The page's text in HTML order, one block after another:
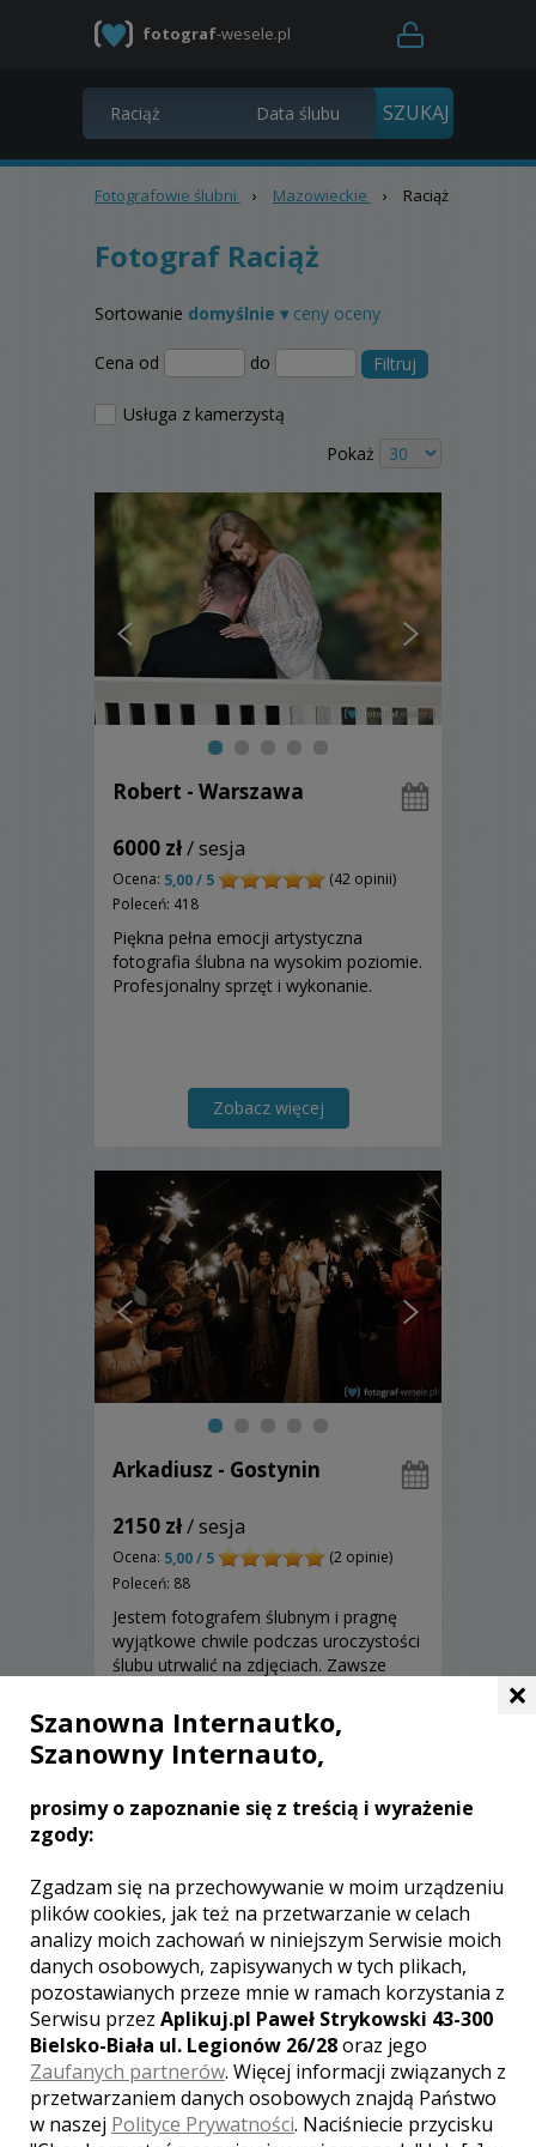
fotograf-wesele.pl
Fotografowie ślubni › Mazowieckie › Raciąż
Fotograf Raciąż
Sortowanie domyślnie ▾ ceny oceny
Cena od do Filtruj
Usługa z kamerzystą
Pokaż
Robert - Warszawa
6000 zł/ sesja
Ocena: 5,00 / 5
(42 opinii)
Poleceń: 418
Piękna pełna emocji artystyczna
fotografia ślubna na wysokim poziomie.
Profesjonalny sprzęt i wykonanie.
Zobacz więcej
Arkadiusz - Gostynin
2150 zł/ sesja
Ocena: 5,00 / 5
(2 opinie)
Poleceń: 88
Jestem fotografem ślubnym i pragnę
wyjątkowe chwile podczas uroczystości
ślubu utrwalić na zdjęciach. Zawsze
przeżyć piękne chwile na nowo.
Fotografia ślubna jest wspaniałą
pamiątką z uroczystości ślubu i musi
Zapraszam.
×
Szanowna Internautko,
Szanowny Internauto,
prosimy o zapoznanie się z treścią i wyrażenie
zgody:
Zgadzam się na przechowywanie w moim urządzeniu
plików cookies, jak też na przetwarzanie w celach
analizy moich zachowań w niniejszym Serwisie moich
danych osobowych, zapisywanych w tych plikach,
pozostawianych przeze mnie w ramach korzystania z
Serwisu przez Aplikuj.pl Paweł Strykowski 43-300
Bielsko-Biała ul. Legionów 26/28oraz jego
Zaufanych partnerów. Więcej informacji związanych z
przetwarzaniem danych osobowych znajdą Państwo
w naszej Polityce Prywatności. Naciśniecie przycisku